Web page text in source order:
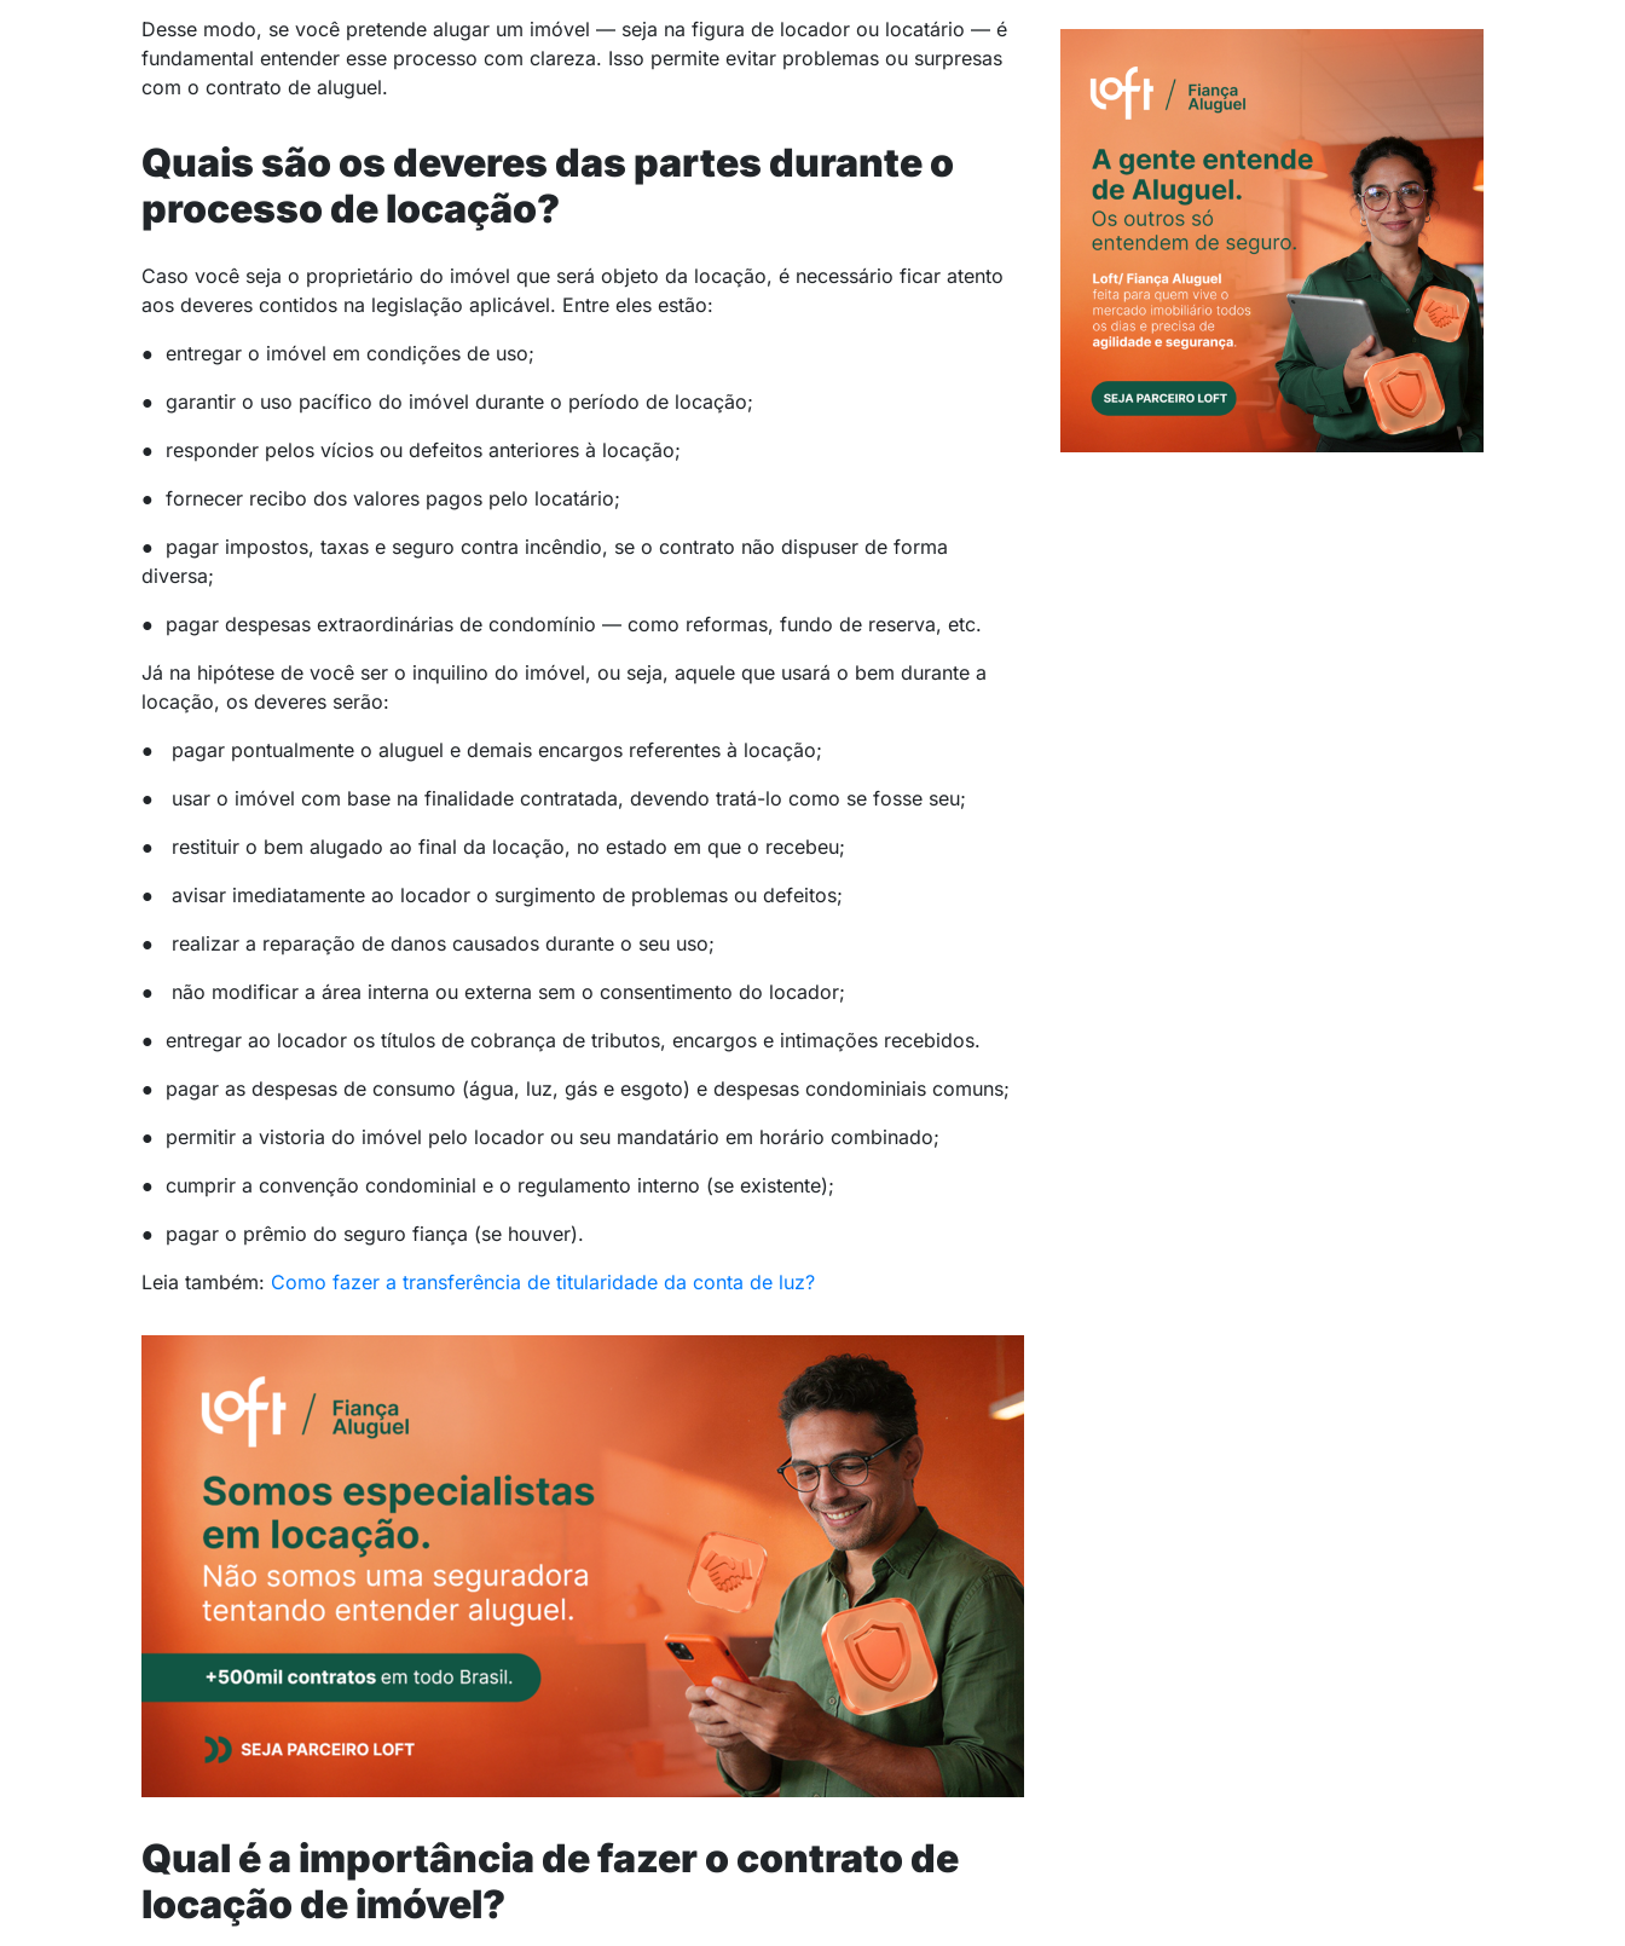
Desse modo, se você pretende alugar um imóvel — seja na figura de locador ou locatário — é
fundamental entender esse processo com clareza. Isso permite evitar problemas ou surpresas
com o contrato de aluguel.
Quais são os deveres das partes durante o
processo de locação?
Caso você seja o proprietário do imóvel que será objeto da locação, é necessário ficar atento
aos deveres contidos na legislação aplicável. Entre eles estão:
● entregar o imóvel em condições de uso;
● garantir o uso pacífico do imóvel durante o período de locação;
● responder pelos vícios ou defeitos anteriores à locação;
● fornecer recibo dos valores pagos pelo locatário;
● pagar impostos, taxas e seguro contra incêndio, se o contrato não dispuser de forma
diversa;
● pagar despesas extraordinárias de condomínio — como reformas, fundo de reserva, etc.
Já na hipótese de você ser o inquilino do imóvel, ou seja, aquele que usará o bem durante a
locação, os deveres serão:
● pagar pontualmente o aluguel e demais encargos referentes à locação;
● usar o imóvel com base na finalidade contratada, devendo tratá-lo como se fosse seu;
● restituir o bem alugado ao final da locação, no estado em que o recebeu;
● avisar imediatamente ao locador o surgimento de problemas ou defeitos;
● realizar a reparação de danos causados durante o seu uso;
● não modificar a área interna ou externa sem o consentimento do locador;
● entregar ao locador os títulos de cobrança de tributos, encargos e intimações recebidos.
● pagar as despesas de consumo (água, luz, gás e esgoto) e despesas condominiais comuns;
● permitir a vistoria do imóvel pelo locador ou seu mandatário em horário combinado;
● cumprir a convenção condominial e o regulamento interno (se existente);
● pagar o prêmio do seguro fiança (se houver).
Leia também: Como fazer a transferência de titularidade da conta de luz?
Qual é a importância de fazer o contrato de
locação de imóvel?